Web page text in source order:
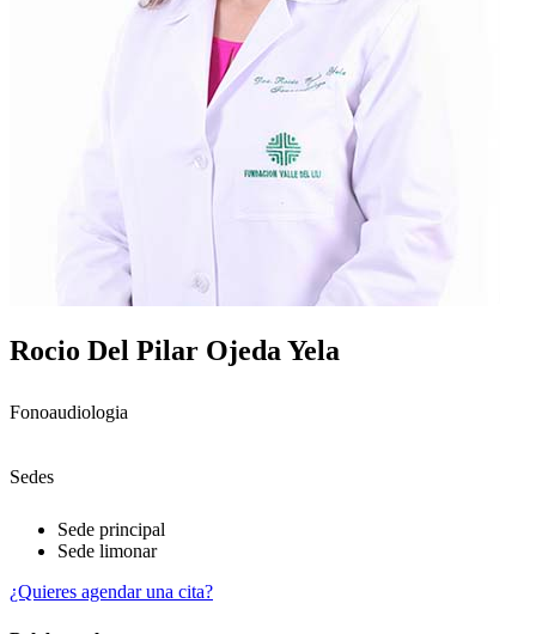
Rocio Del Pilar Ojeda Yela
Fonoaudiologia
Sedes
Sede principal
Sede limonar
¿Quieres agendar una cita?